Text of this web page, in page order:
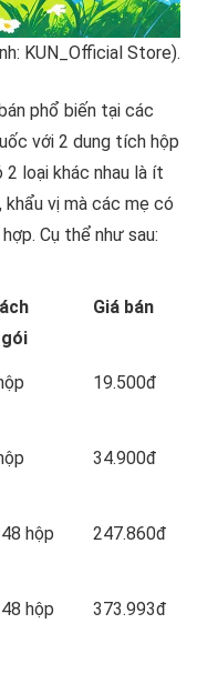
KUN_Official Store).
phổ biến tại các
với 2 dung tích hộp
loại khác nhau là ít
vị mà các mẹ có
Cụ thể như sau:
Giá bán
19.500đ
34.900đ
hộp 247.860đ
hộp 373.993đ